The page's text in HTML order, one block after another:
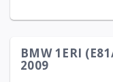
BMW 1ERI
2009